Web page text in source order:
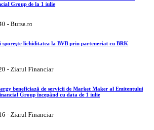
Group de la 1 iulie
- Bursa.ro
sporeşte lichiditatea la BVB prin parteneriat cu BRK
- Ziarul Financiar
beneficiază de servicii de Market Maker al Emitentului
Group începând cu data de 1 iulie
- Ziarul Financiar